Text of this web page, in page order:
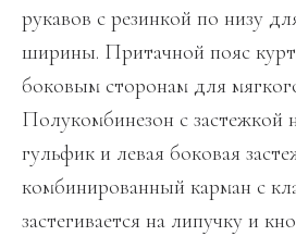
рукавов с резинкой по низу
ширины. Притачной пояс
боковым сторонам для
Полукомбинезон с застежкой
гульфик и левая боковая
комбинированный карман с
застегивается на липучку и